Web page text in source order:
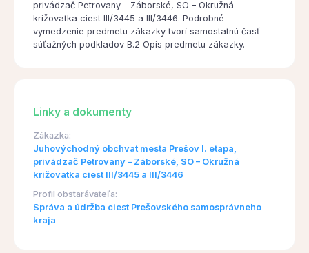
privádzač Petrovany – Záborské, SO – Okružná
križovatka ciest III/3445 a III/3446. Podrobné
vymedzenie predmetu zákazky tvorí samostatnú časť
súťažných podkladov B.2 Opis predmetu zákazky.
Linky a dokumenty
Zákazka:
Juhovýchodný obchvat mesta Prešov I. etapa,
privádzač Petrovany – Záborské, SO – Okružná
križovatka ciest III/3445 a III/3446
Profil obstarávateľa:
Správa a údržba ciest Prešovského samosprávneho
kraja